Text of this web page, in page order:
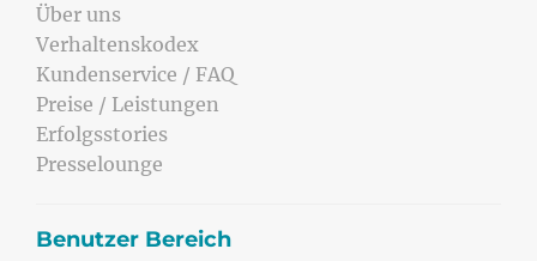
Über uns
Verhaltenskodex
Kundenservice / FAQ
Preise / Leistungen
Erfolgsstories
Presselounge
Benutzer Bereich